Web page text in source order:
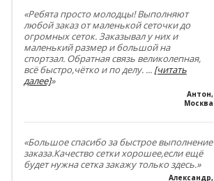
«Ребята просто молодцы! Выполняют
любой заказ от маленькой сеточки до
огромных сеток. Заказывал у них и
маленький размер и большой на
спортзал. Обратная связь великолепная,
всё быстро,чётко и по делу. ... [читать
далее]»
Антон,
Москва
«Большое спасибо за быстрое выполнение
заказа.Качество сетки хорошее,если ещё
будет нужна сетка закажу только здесь.»
Александр,